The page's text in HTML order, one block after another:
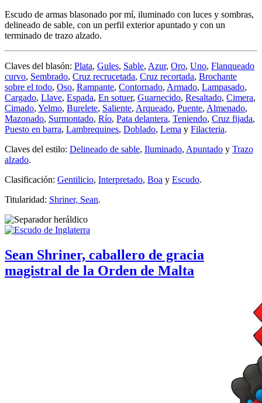
Escudo de armas blasonado por mí, iluminado con luces y sombras,
delineado de sable, con un perfil exterior apuntado y con un
terminado de trazo alzado.
Claves del blasón: Plata, Gules, Sable, Azur, Oro, Uno, Flanqueado
curvo, Sembrado, Cruz recrucetada, Cruz recortada, Brochante
sobre el todo, Oso, Rampante, Contornado, Armado, Lampasado,
Cargado, Llave, Espada, En sotuer, Guarnecido, Resaltado, Cimera,
Cimado, Yelmo, Burelete, Saliente, Arqueado, Puente, Almenado,
Mazonado, Surmontado, Río, Pata delantera, Teniendo, Cruz fijada,
Puesto en barra, Lambrequines, Doblado, Lema y Filacteria.
Claves del estilo: Delineado de sable, Iluminado, Apuntado y Trazo
alzado.
Clasificación: Gentilicio, Interpretado, Boa y Escudo.
Titularidad: Shriner, Sean.
Sean Shriner, caballero de gracia
magistral de la Orden de Malta